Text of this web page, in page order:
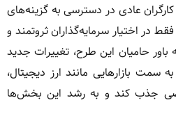
کارگران عادی در دسترسی به گزینه‌های
در اختیار سرمایه‌گذاران ثروتمند و
حامیان این طرح، تغییرات جدید
سمت بازارهایی مانند ارز دیجیتال،
جذب کند و به رشد این بخش‌ها